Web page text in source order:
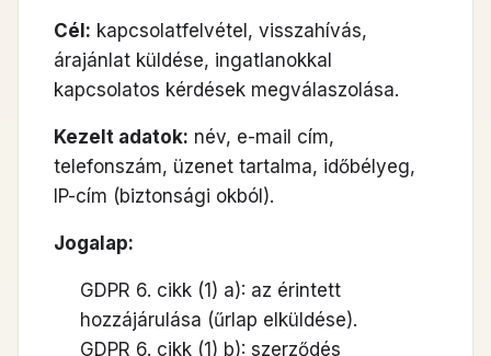
Cél: kapcsolatfelvétel, visszahívás,
árajánlat küldése, ingatlanokkal
kapcsolatos kérdések megválaszolása.
Kezelt adatok: név, e-mail cím,
telefonszám, üzenet tartalma, időbélyeg,
IP-cím (biztonsági okból).
Jogalap:
GDPR 6. cikk (1) a): az érintett
hozzájárulása (űrlap elküldése).
GDPR 6. cikk (1) b): szerződés